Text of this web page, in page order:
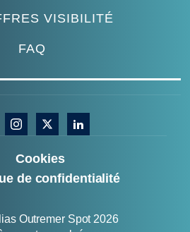
VISIBILITÉ
FAQ
Outremer Spot 2026
Cookies
de confidentialité